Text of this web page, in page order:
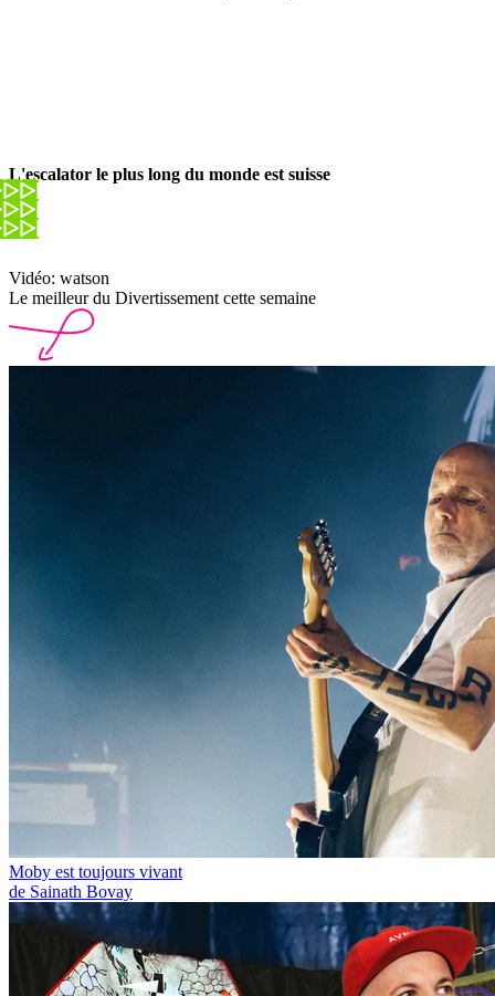
L'escalator le plus long du monde est suisse
Vidéo: watson
Le meilleur du Divertissement cette semaine
Moby est toujours vivant
de Sainath Bovay